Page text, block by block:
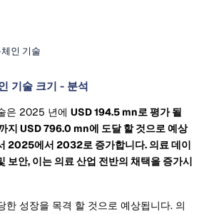
인 기술
기술 크기 - 분석
은 2025 년에 USD 194.5 mn로 평가 될
지 USD 796.0 mn에 도달 할 것으로 예상
2025에서 2032로 증가합니다. 의료 데이
보안, 이는 의료 산업 전반의 채택을 증가시
한 성장을 목격 할 것으로 예상됩니다. 의